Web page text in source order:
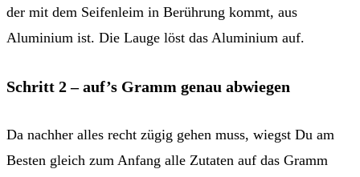
der mit dem Seifenleim in Berührung kommt, aus
Aluminium ist. Die Lauge löst das Aluminium auf.
Schritt 2 – auf’s Gramm genau abwiegen
Da nachher alles recht zügig gehen muss, wiegst Du am
Besten gleich zum Anfang alle Zutaten auf das Gramm